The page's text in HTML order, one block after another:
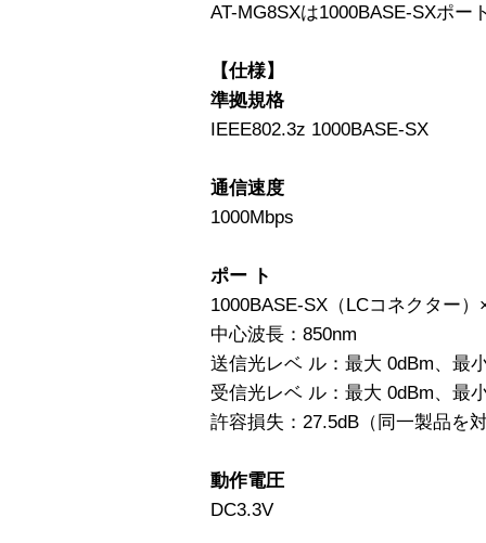
AT-MG8SXは1000BASE-SXポー
【仕様】
準拠規格
IEEE802.3z 1000BASE-SX
通信速度
1000Mbps
ポー ト
1000BASE-SX（LCコネクター）
中心波長：850nm
送信光レベ ル：最大 0dBm、最
受信光レベ ル：最大 0dBm、最
許容損失：27.5dB（同一製品を
動作電圧
DC3.3V